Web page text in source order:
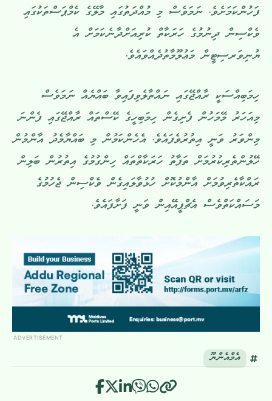
ފަހުންކަމަށެވެ. ނަމަވެސް މި މުއްދަތުގައި މާލޭގެ ކެމްޕަސްތަކުގައި
ވެކްސިން ދިނުމުގެ ހަރަކާތް ކުރިއަށްދާނެކަމަށް އެ
ޔުނިވަރސިޓީން މަޢުލޫމާތުދެއްވައެވެ.
ހިމަބިއްސަކީ ރާއްޖޭގައި ނައްތާލެވިފައިވާ ބައްޔެއް ނަމަވެސް
މިއަހަރު މޭމަހުން ފެށިގެން ހިމަބިހީގެ ކޭސްތައް ރާއްޖޭގައި ފެންނަ
މިންވަރު ވަނީ އިތުރުވެފައެވެ. އެހެންކަމުން މި ބައްޔާމެދު އާންމުން
ހޭލުންތެރިކުރުމަށް ތަފާތު ހަރަކާތްތައް ހިންގުމުގެ އިތުރުން ބަލިން
ރައްކާތެރިވުމަށް އާންމުކޮށް ހުޅުވާލައިގެން ވެކްސިން ޖެހުމުގެ
މަސައްކަތްވެސް އެޗްޕީއޭއިން ވަނީ ފަށާފައެވެ.
ADVERTISEMENT
އެމްއެންޔޫ